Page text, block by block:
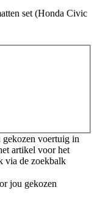
set (Honda Civic
voertuig in
artikel voor het
via de zoekbalk
jou gekozen